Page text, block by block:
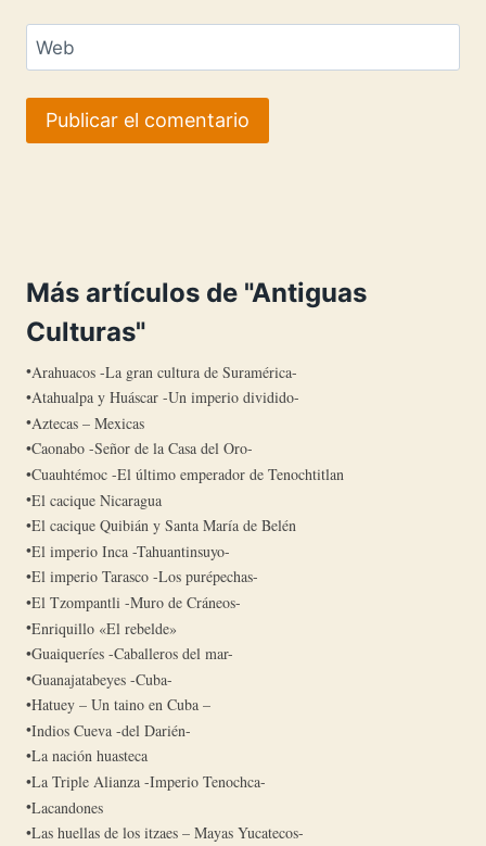
Web
Más artículos de "Antiguas
Culturas"
Arahuacos -La gran cultura de Suramérica-
Atahualpa y Huáscar -Un imperio dividido-
Aztecas – Mexicas
Caonabo -Señor de la Casa del Oro-
Cuauhtémoc -El último emperador de Tenochtitlan
El cacique Nicaragua
El cacique Quibián y Santa María de Belén
El imperio Inca -Tahuantinsuyo-
El imperio Tarasco -Los purépechas-
El Tzompantli -Muro de Cráneos-
Enriquillo «El rebelde»
Guaiqueríes -Caballeros del mar-
Guanajatabeyes -Cuba-
Hatuey – Un taino en Cuba –
Indios Cueva -del Darién-
La nación huasteca
La Triple Alianza -Imperio Tenochca-
Lacandones
Las huellas de los itzaes – Mayas Yucatecos-